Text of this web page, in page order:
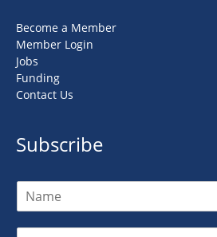
Become a Member
Member Login
Jobs
Funding
Contact Us
Subscribe